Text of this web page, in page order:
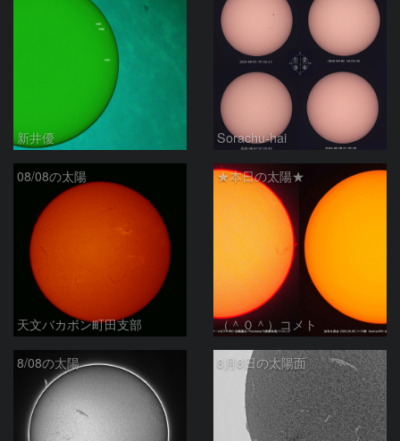
新井優 Sorachu-hai
08/08の太陽
天文バカボン町田支部
★本日の太陽★
（＾０＾）コメト
8/08の太陽 8月8日の太陽面